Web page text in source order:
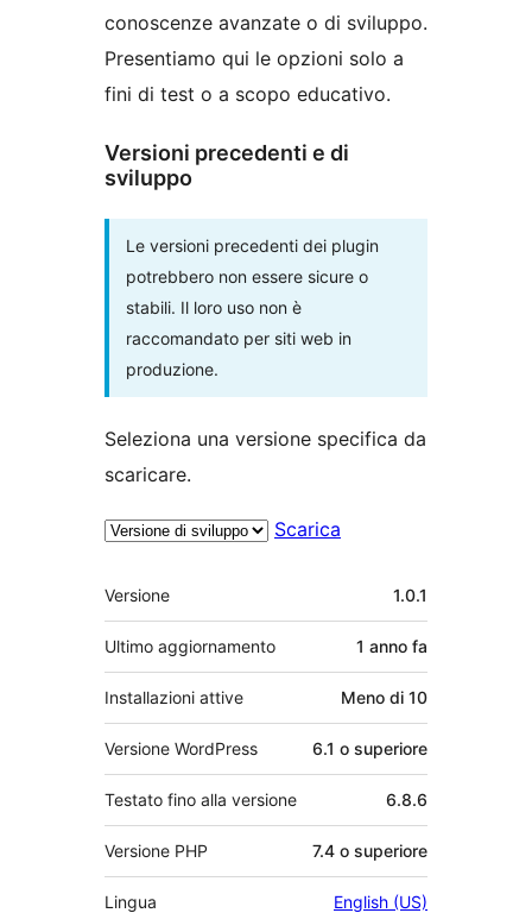
conoscenze avanzate o di sviluppo.
Presentiamo qui le opzioni solo a
fini di test o a scopo educativo.
Versioni precedenti e di
sviluppo
Le versioni precedenti dei plugin
potrebbero non essere sicure o
stabili. Il loro uso non è
raccomandato per siti web in
produzione.
Seleziona una versione specifica da
scaricare.
Scarica
Meta
Versione 1.0.1
Ultimo aggiornamento 1 anno fa
Installazioni attive Meno di 10
Versione WordPress 6.1 o superiore
Testato fino alla versione 6.8.6
Versione PHP 7.4 o superiore
Lingua English (US)